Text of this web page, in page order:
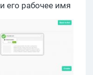
его рабочее имя